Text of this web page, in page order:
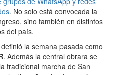
. No solo está convocada la
sino también en distintos
del país.
la semana pasada como
. Además la central obrara se
tradicional marcha de San